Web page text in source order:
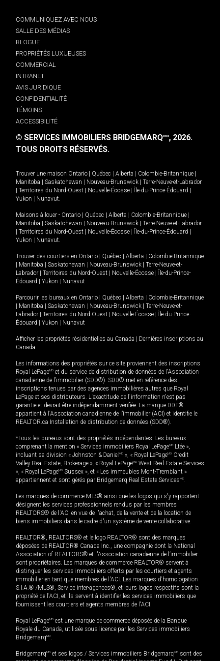
COMMUNIQUEZ AVEC NOUS
SALLE DES MÉDIAS
BLOGUE
PROPRIÉTÉS LUXUEUSES
COMMERCIAL
INTRANET
AVIS JURIDIQUE
CONFIDENTIALITÉ
TÉMOINS
ACCESSIBILITÉ
© SERVICES IMMOBILIERS BRIDGEMARQMD, 2026.
TOUS DROITS RÉSERVÉS.
Trouver une maison Ontario Québec Alberta Colombie-Britannique
Manitoba
Saskatchewan Nouveau-Brunswick
Terre-Neuve-et-Labrador
Territoires du Nord-Ouest Nouvelle-Écosse Île-du-Prince-Édouard
Yukon
Nunavut.
Maisons à louer - Ontario Québec Alberta Colombie-Britannique
Manitoba
Saskatchewan Nouveau-Brunswick
Terre-Neuve-et-Labrador
Territoires du Nord-Ouest Nouvelle-Écosse Île-du-Prince-Édouard
Yukon
Nunavut.
Trouver des courtiers en Ontario Québec Alberta
Colombie-Britannique
Manitoba Saskatchewan Nouveau-Brunswick
Terre-Neuve-et-
Labrador
Territoires du Nord-Ouest Nouvelle-Écosse
Île-du-Prince-
Édouard
Yukon Nunavut
Parcourir les bureaux en Ontario Québec Alberta
Colombie-Britannique
Manitoba Saskatchewan Nouveau-Brunswick
Terre-Neuve-et-
Labrador
Territoires du Nord-Ouest Nouvelle-Écosse
Île-du-Prince-
Édouard
Yukon Nunavut
Afficher les propriétés résidentielles au Canada
Dernières inscriptions au
Canada
Les informations des propriétés sur ce site proviennent des inscriptions
Royal LePageMD et du service de distribution de données de l'Association
canadienne de l’immobilier (SDD®). SDD® met en référence des
inscriptions tenues par des agences immobilières autres que Royal
LePage et ses distributeurs. L'exactitude de l'information n'est pas
garantie et devrait être indépendamment vérifiée. La marque DDF®
appartient à l'Association canadienne de l’immobilier (ACI) et identifie le
REALTOR.ca Installation de distribution de données (SDD®).
*Tous les bureaux sont des propriétés indépendantes. Les bureaux
comprenant la mention « Services immobiliers Royal LePageMD Ltée »,
incluant sa division « Johnston & Daniel MD », « Royal LePageMD Credit
Valley Real Estate, Brokerage », « Royal LePageMD West Real Estate Services
», « Royal LePageMD Sussex », et « Les immeubles Mont-Tremblant »
appartiennent et sont gérés par Bridgemarq Real Estate ServicesMD.
Les marques de commerce MLS® ainsi que les logos qui s'y rapportent
désignent les services professionnels rendus par les membres
REALTORS® de l'ACI en vue de l'achat, de la vente et de la location de
biens immobiliers dans le cadre d'un système de vente collaborative.
REALTOR®, REALTORS® et le logo REALTOR® sont des marques
déposées de REALTOR® Canada Inc., une compagnie dont la National
Association of REALTORS® et l'Association canadienne de l’immobilier
sont propriétaires. Les marques de commerce REALTOR® servent à
distinguer les services immobiliers offerts par les courtiers et agents
immobilier en tant que membres de l'ACI. Les marques d'homologation
S.I.A.® /MLS®, Service inter-agences®, et leurs logos respectifs sont la
propriété de l'ACI, et ils servent à identifier les services immobiliers que
fournissent les courtiers et agents membres de l'ACI.
Royal LePageMD est une marque de commerce déposée de la Banque
Royale du Canada, utilisée sous licence par les Services immobiliers
BridgemarqMD.
BridgemarqMD et ses logos / Services immobiliers BridgemarqMD sont des